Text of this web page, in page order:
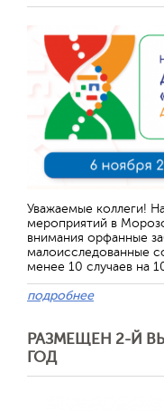
Уважаемые коллеги!
мероприятий в
внимания орфанные
малоисследованные
менее 10 случаев на
подробнее
РАЗМЕЩЕН 2-Й
ГОД